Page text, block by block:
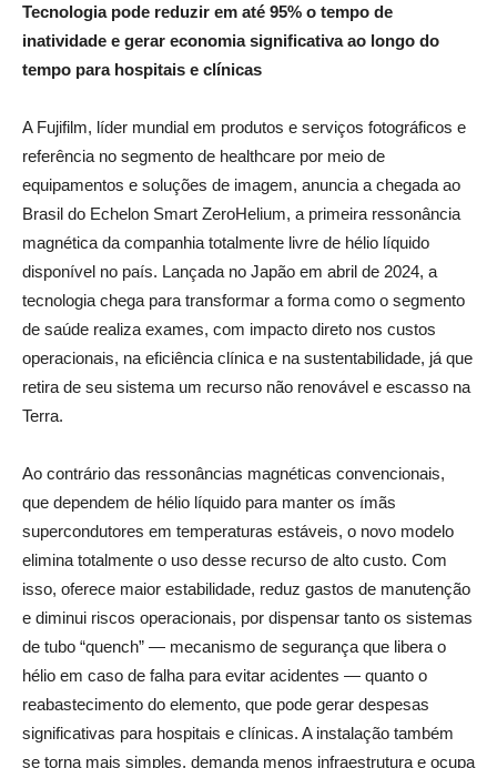
Tecnologia pode reduzir em até 95% o tempo de
inatividade e gerar economia significativa ao longo do
tempo para hospitais e clínicas
A Fujifilm, líder mundial em produtos e serviços fotográficos e
referência no segmento de healthcare por meio de
equipamentos e soluções de imagem, anuncia a chegada ao
Brasil do Echelon Smart ZeroHelium, a primeira ressonância
magnética da companhia totalmente livre de hélio líquido
disponível no país. Lançada no Japão em abril de 2024, a
tecnologia chega para transformar a forma como o segmento
de saúde realiza exames, com impacto direto nos custos
operacionais, na eficiência clínica e na sustentabilidade, já que
retira de seu sistema um recurso não renovável e escasso na
Terra.
Ao contrário das ressonâncias magnéticas convencionais,
que dependem de hélio líquido para manter os ímãs
supercondutores em temperaturas estáveis, o novo modelo
elimina totalmente o uso desse recurso de alto custo. Com
isso, oferece maior estabilidade, reduz gastos de manutenção
e diminui riscos operacionais, por dispensar tanto os sistemas
de tubo “quench” — mecanismo de segurança que libera o
hélio em caso de falha para evitar acidentes — quanto o
reabastecimento do elemento, que pode gerar despesas
significativas para hospitais e clínicas. A instalação também
se torna mais simples, demanda menos infraestrutura e ocupa